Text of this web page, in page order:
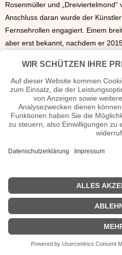
Rosenmüller und
Anschluss daran wurde der
Fernsehrollen engagiert. Einem
aber erst bekannt, nachdem er
begann der Schauspieler eine
psychotherapeutischen
Andreas Leopold Schadt Seiten,
Herkunft etc.
Facebook / X / Instagram Seite
| Kurzbio